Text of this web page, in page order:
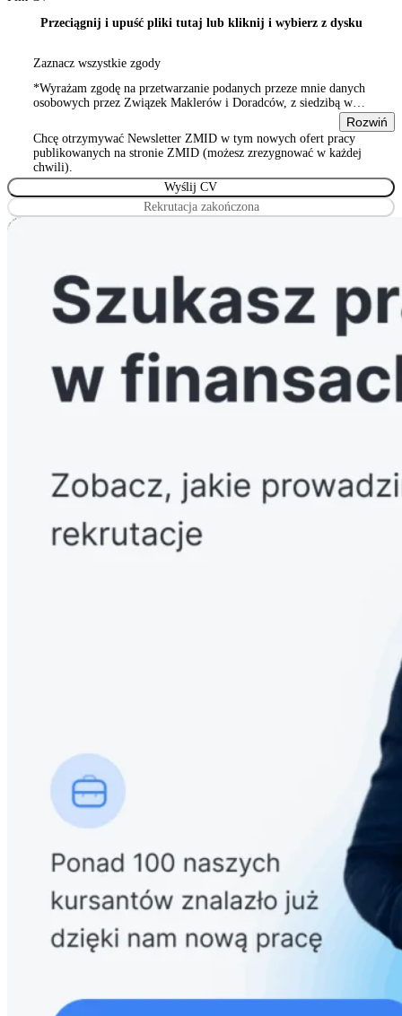
Przeciągnij i upuść pliki tutaj lub kliknij i wybierz z dysku
Zaznacz wszystkie zgody
*Wyrażam zgodę na przetwarzanie podanych przeze mnie danych
osobowych przez Związek Maklerów i Doradców, z siedzibą w
stowarzyszeń, innych organizacji społecznych i zawodowych,
Wyrażam zgodę na przetwarzanie podanych przeze mnie danych
osobowych przez Związek Maklerów i Doradców, z siedzibą w
Warszawie 00-815, ul. Sienna 93/2, wpisanym do rejestru
stowarzyszeń, innych organizacji społecznych i zawodowych
Rozwiń
Chcę otrzymywać Newsletter ZMID w tym nowych ofert pracy
publikowanych na stronie ZMID (możesz zrezygnować w każdej
chwili).
Rekrutacja zakończona